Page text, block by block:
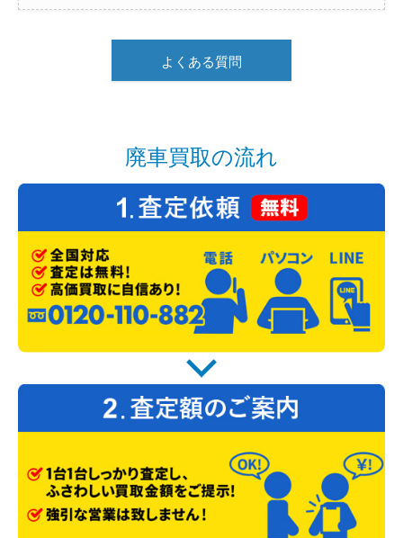
よくある質問
廃車買取の流れ